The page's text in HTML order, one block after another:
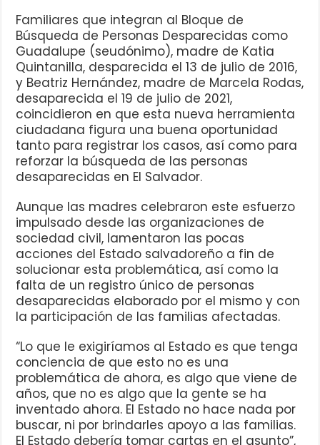
Familiares que integran al Bloque de
Búsqueda de Personas Desparecidas como
Guadalupe (seudónimo), madre de Katia
Quintanilla, desparecida el 13 de julio de 2016,
y Beatriz Hernández, madre de Marcela Rodas,
desaparecida el 19 de julio de 2021,
coincidieron en que esta nueva herramienta
ciudadana figura una buena oportunidad
tanto para registrar los casos, así como para
reforzar la búsqueda de las personas
desaparecidas en El Salvador.
Aunque las madres celebraron este esfuerzo
impulsado desde las organizaciones de
sociedad civil, lamentaron las pocas
acciones del Estado salvadoreño a fin de
solucionar esta problemática, así como la
falta de un registro único de personas
desaparecidas elaborado por el mismo y con
la participación de las familias afectadas.
“Lo que le exigiríamos al Estado es que tenga
conciencia de que esto no es una
problemática de ahora, es algo que viene de
años, que no es algo que la gente se ha
inventado ahora. El Estado no hace nada por
buscar, ni por brindarles apoyo a las familias.
El Estado debería tomar cartas en el asunto”,